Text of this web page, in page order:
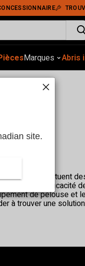
Rangement extérieur
Marques Abris
constituent
et l'efficacité
de pelouse et
à trouver une
nos cabanes et
site.